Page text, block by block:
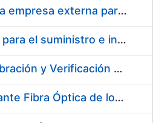
Servicios de una empresa externa para el asesoramiento y resolución de los recursos de alzada que se presentan relacionados con procesos de selección para la FNMT-RCM
Acuerdo marco para el suministro e instalación de persianas, estores y otros complementos
Servicio de Calibración y Verificación Externa de los Equipos de Medición del Servicio de Prevención de la FNMT-RCM
Conexión mediante Fibra Óptica de los Centros de Proceso de Datos (CPDs) de las sedes de la FNMT-RCM de Burgos y Madrid